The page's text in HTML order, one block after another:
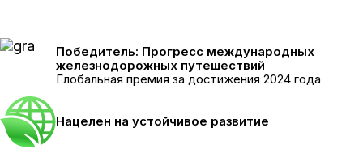
Победитель: Прогресс международных
железнодорожных путешествий
Глобальная премия за достижения 2024 года
Нацелен на устойчивое развитие